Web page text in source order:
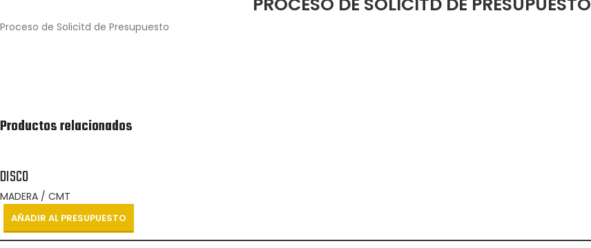
Proceso de Solicitd de Presupuesto
Productos relacionados
DISCO
MADERA / CMT
AÑADIR AL PRESUPUESTO